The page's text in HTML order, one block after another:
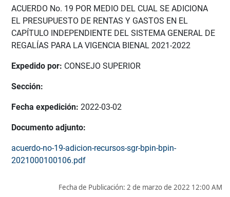
ACUERDO No. 19 POR MEDIO DEL CUAL SE ADICIONA
EL PRESUPUESTO DE RENTAS Y GASTOS EN EL
CAPÍTULO INDEPENDIENTE DEL SISTEMA GENERAL DE
REGALÍAS PARA LA VIGENCIA BIENAL 2021-2022
Expedido por: CONSEJO SUPERIOR
Sección:
Fecha expedición: 2022-03-02
Documento adjunto:
acuerdo-no-19-adicion-recursos-sgr-bpin-bpin-
2021000100106.pdf
Fecha de Publicación: 2 de marzo de 2022 12:00 AM